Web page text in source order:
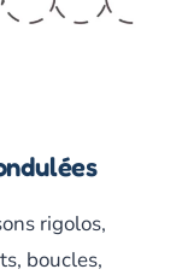
rigolos,
boucles,